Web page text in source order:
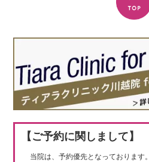
【ご予約に関しまして】
当院は、予約優先となっております。